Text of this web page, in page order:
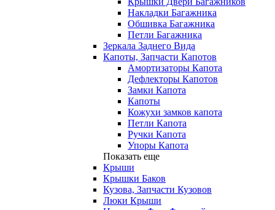
Накладки Багажника
Обшивка Багажника
Петли Багажника
Зеркала Заднего Вида
Капоты, Запчасти Капотов
Амортизаторы Капота
Дефлекторы Капотов
Замки Капота
Капоты
Кожухи замков капота
Петли Капота
Ручки Капота
Упоры Капота
Показать еще
Крыши
Крышки Баков
Кузова, Запчасти Кузовов
Люки Крыши